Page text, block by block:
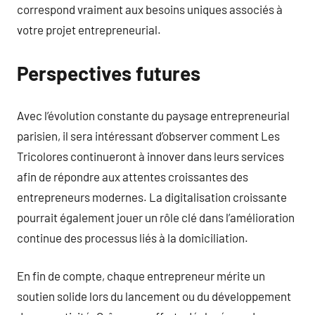
correspond vraiment aux besoins uniques associés à
votre projet entrepreneurial.
Perspectives futures
Avec l’évolution constante du paysage entrepreneurial
parisien, il sera intéressant d’observer comment Les
Tricolores continueront à innover dans leurs services
afin de répondre aux attentes croissantes des
entrepreneurs modernes. La digitalisation croissante
pourrait également jouer un rôle clé dans l’amélioration
continue des processus liés à la domiciliation.
En fin de compte, chaque entrepreneur mérite un
soutien solide lors du lancement ou du développement